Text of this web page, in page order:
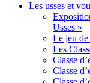
Les usses et
Usses »
Le jeu
Les
Classe
Classe